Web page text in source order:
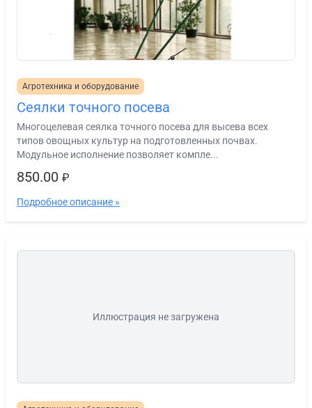
Агротехника и оборудование
Сеялки точного посева
Многоцелевая сеялка точного посева для высева всех
типов овощных культур на подготовленных почвах.
Модульное исполнение позволяет компле...
850.00 ₽
Подробное описание »
Иллюстрация не загружена